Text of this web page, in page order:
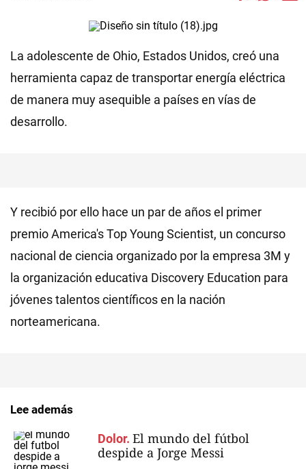
La adolescente de Ohio, Estados Unidos, creó una
herramienta capaz de transportar energía eléctrica
de manera muy asequible a países en vías de
desarrollo.
Y recibió por ello hace un par de años el primer
premio America's Top Young Scientist, un concurso
nacional de ciencia organizado por la empresa 3M y
la organización educativa Discovery Education para
jóvenes talentos científicos en la nación
norteamericana.
Lee además
Dolor. El mundo del fútbol
despide a Jorge Messi